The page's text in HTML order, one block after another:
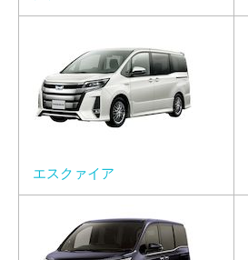
エスクァイア